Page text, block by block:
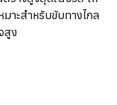
าะสำหรับขับทางไกล
สูง